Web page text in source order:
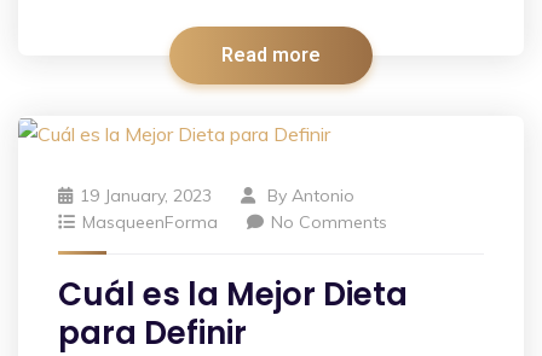
Read more
19 January, 2023 By Antonio
MasqueenForma
No Comments
Cuál es la Mejor Dieta
para Definir